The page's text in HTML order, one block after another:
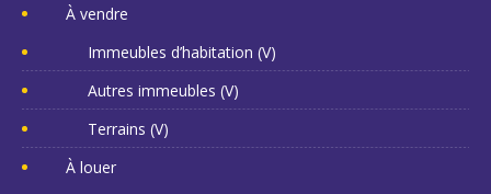
À vendre
Immeubles d’habitation (V)
Autres immeubles (V)
Terrains (V)
À louer